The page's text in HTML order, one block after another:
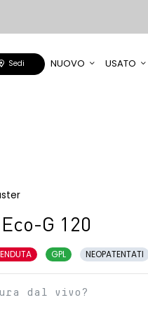
Sedi NUOVO USATO
G 120
GPL NEOPATENTATI
dal vivo?